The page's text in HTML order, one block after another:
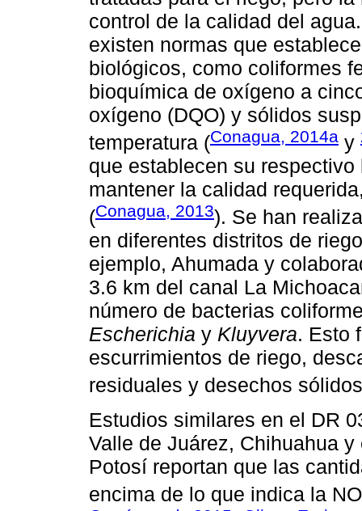
control de la calidad del
existen normas que
biológicos, como coliformes
bioquímica de oxígeno a
oxígeno (DQO) y sólidos
temperatura (Conagua, 2014a y
que establecen su
mantener la calidad
(Conagua, 2013). Se han
en diferentes distritos de
ejemplo, Ahumada y
3.6 km del canal La
número de bacterias
Escherichia y Kluyvera. Esto
escurrimientos de riego,
residuales y desechos
Estudios similares en el DR
Valle de Juárez, Chihuahua
Potosí reportan que las
encima de lo que indica la